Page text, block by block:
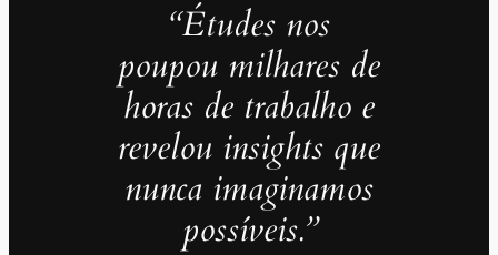
“Études nos
poupou milhares de
horas de trabalho e
revelou insights que
nunca imaginamos
possíveis.”